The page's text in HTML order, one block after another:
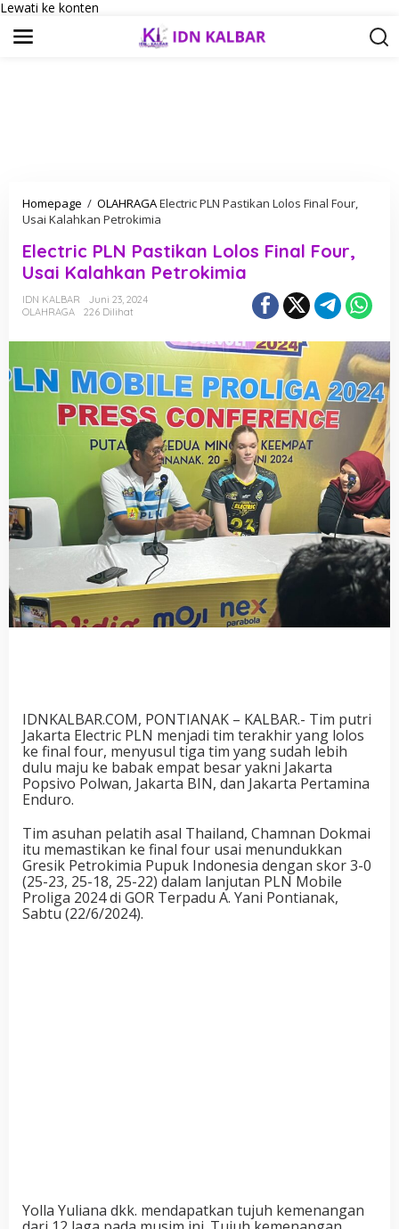
Lewati ke konten
Homepage / OLAHRAGAElectric PLN Pastikan Lolos Final Four,
Usai Kalahkan Petrokimia
Electric PLN Pastikan Lolos Final Four,
Usai Kalahkan Petrokimia
IDN KALBAR
Juni 23, 2024
OLAHRAGA
226 Dilihat
IDNKALBAR.COM, PONTIANAK – KALBAR.- Tim putri
Jakarta Electric PLN menjadi tim terakhir yang lolos
ke final four, menyusul tiga tim yang sudah lebih
dulu maju ke babak empat besar yakni Jakarta
Popsivo Polwan, Jakarta BIN, dan Jakarta Pertamina
Enduro.
Tim asuhan pelatih asal Thailand, Chamnan Dokmai
itu memastikan ke final four usai menundukkan
Gresik Petrokimia Pupuk Indonesia dengan skor 3-0
(25-23, 25-18, 25-22) dalam lanjutan PLN Mobile
Proliga 2024 di GOR Terpadu A. Yani Pontianak,
Sabtu (22/6/2024).
Yolla Yuliana dkk. mendapatkan tujuh kemenangan